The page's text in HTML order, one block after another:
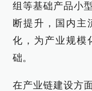
组等基础产品小
断提升，国内主
化，为产业规模
础。
在产业链建设方